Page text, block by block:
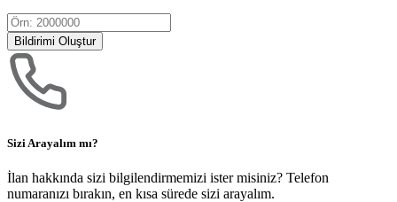
Bildirimi Oluştur
Sizi Arayalım mı?
İlan hakkında sizi bilgilendirmemizi ister misiniz? Telefon
numaranızı bırakın, en kısa sürede sizi arayalım.